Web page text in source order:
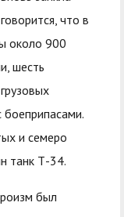
что в
около 900
шесть
и семеро
танк Т-34.
был